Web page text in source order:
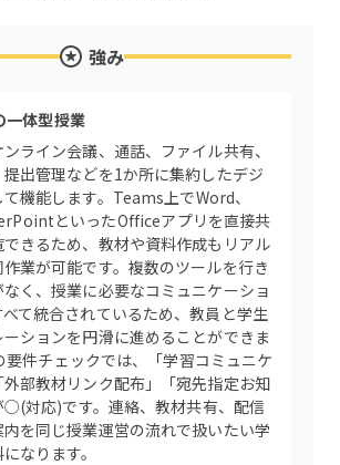
強み
体型授業
ライン会議、通話、ファイル共有、
出管理などを1か所に集約したデジ
機能します。Teams上でWord、
といったOfficeアプリを直接共
きるため、教材や資料作成もリアル
業が可能です。複数のツールを行き
く、授業に必要なコミュニケーショ
て統合されているため、教員と学生
ションを円滑に進めることができま
件チェックでは、「学習コミュニケ
部教材リンク配布」「宛先指定お知
○(対応)です。連絡、教材共有、配信
を同じ授業運営の流れで扱いたい学
なります。